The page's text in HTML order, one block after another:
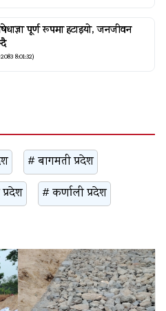
पूर्ण रूपमा हटाइयो, जनजीवन
8:01:32)
# बागमती प्रदेश
# कर्णाली प्रदेश